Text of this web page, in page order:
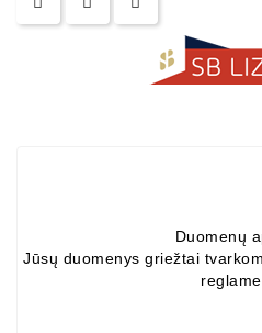
Duomenų
Jūsų duomenys griežtai